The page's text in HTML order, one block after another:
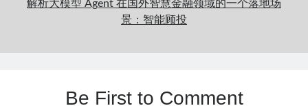
解析大模型 Agent 在国外智慧金融领域的一个落地场
景：智能顾投
Be First to Comment